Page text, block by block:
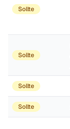
Sollte
Sollte
Sollte
Sollte